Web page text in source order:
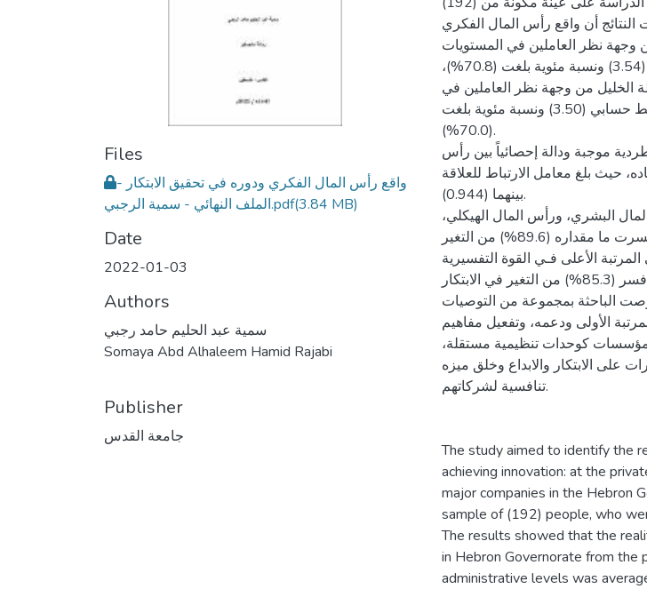
Files
واقع رأس المال الفكري ودوره في تحقيق الابتكار -
الملف النهائي - سمية الرجبي.pdf(3.84 MB)
Date
2022-01-03
Authors
سمية عبد الحليم حامد رجبي
Somaya Abd Alhaleem Hamid Rajabi
Publisher
جامعة القدس
أن واقع رأس المال الفكري
نظر العاملين في المستويات
الإدارية العليا كان متوسطاً، بمتوسط حسابي (3.54) ونسبة مئوية بلغت (70.8%)،
الخليل من وجهة نظر العاملين في
المستويات الإدارية العليا كان متوسطاً، بمتوسط حسابي (3.50) ونسبة مئوية بلغت
(70.0%).
موجبة ودالة إحصائياً بين رأس
حيث بلغ معامل الارتباط للعلاقة
بينهما (0.944).
البشري، ورأس المال الهيكلي،
ورأس المال العلائقي( تؤثر في (الابتكار)، حيث فسرت ما مقداره (89.6%) من التغير
الأعلى فـي القوة التفسيرية
للابتكار، حيث فسر (85.3%) من التغير في الابتكار.
الباحثة بمجموعة من التوصيات
الأولى ودعمه، وتفعيل مفاهيم
كوحدات تنظيمية مستقلة،
على الابتكار والابداع وخلق ميزه
تنافسية لشركاتهم.
The study aimed to identify the
achieving innovation: at the
major companies in the Hebron
sample of (192) people, who
The results showed that the
in Hebron Governorate from
administrative levels was